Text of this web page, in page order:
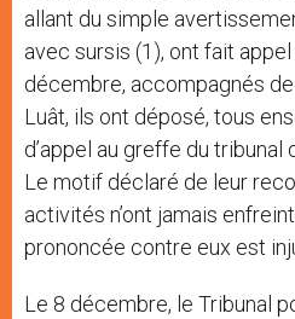
allant du simple
avec sursis (1), ont fait
décembre, accompagnés
Luât, ils ont déposé, tous
d’appel au greffe du tribunal
Le motif déclaré de leur
activités n’ont jamais
prononcée contre eux est
Le 8 décembre, le Tribunal